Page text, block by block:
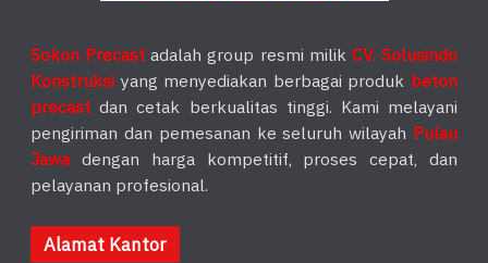
Sokon Precast adalah group resmi milik CV. Solusindo
Konstruksi yang menyediakan berbagai produk beton
precast dan cetak berkualitas tinggi. Kami melayani
pengiriman dan pemesanan ke seluruh wilayah Pulau
Jawadengan harga kompetitif, proses cepat, dan
pelayanan profesional.
Alamat Kantor